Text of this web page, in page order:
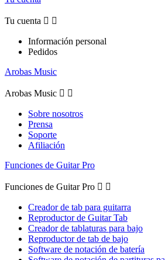
Tu cuenta  
Información personal
Pedidos
Arobas Music
Arobas Music  
Sobre nosotros
Prensa
Soporte
Afiliación
Funciones de Guitar Pro
Funciones de Guitar Pro  
Creador de tab para guitarra
Reproductor de Guitar Tab
Creador de tablaturas para bajo
Reproductor de tab de bajo
Software de notación de batería